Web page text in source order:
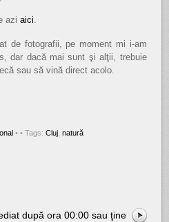
aziaici.
de fotografii, pe moment mi i-am
dar dacă mai sunt şi alţii, trebuie
sau să vină direct acolo.
• • Tags:Cluj,natură
după ora 00:00 sau ţine